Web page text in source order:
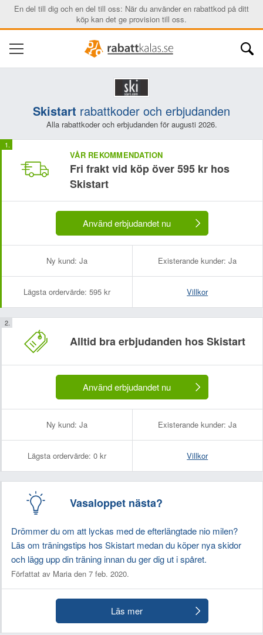
En del till dig och en del till oss: När du använder en rabattkod på ditt
köp kan det ge provision till oss.
Skistart rabattkoder och erbjudanden
Alla rabattkoder och erbjudanden för augusti 2026.
VÅR REKOMMENDATION
Fri frakt vid köp över 595 kr hos
Skistart
Använd erbjudandet nu
Ny kund: Ja Existerande kunder: Ja
Lägsta ordervärde: 595 kr Villkor
Alltid bra erbjudanden hos Skistart
Använd erbjudandet nu
Ny kund: Ja Existerande kunder: Ja
Lägsta ordervärde: 0 kr Villkor
Vasaloppet nästa?
Drömmer du om att lyckas med de efterlängtade nio milen?
Läs om träningstips hos Skistart medan du köper nya skidor
och lägg upp din träning innan du ger dig ut i spåret.
Författat av Maria den 7 feb. 2020.
Läs mer